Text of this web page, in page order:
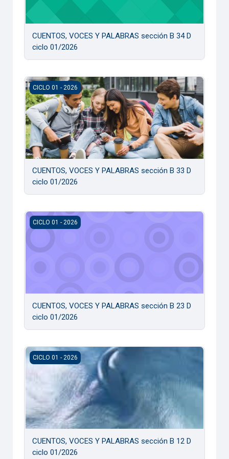
CUENTOS, VOCES Y PALABRAS sección B 34 D
ciclo 01/2026
CUENTOS, VOCES Y PALABRAS sección B 33 D ciclo 01/
CICLO 01 - 2026
CUENTOS, VOCES Y PALABRAS sección B 33 D
ciclo 01/2026
CUENTOS, VOCES Y PALABRAS sección B 23 D ciclo 01/
CICLO 01 - 2026
CUENTOS, VOCES Y PALABRAS sección B 23 D
ciclo 01/2026
CUENTOS, VOCES Y PALABRAS sección B 12 D ciclo 01/
CICLO 01 - 2026
CUENTOS, VOCES Y PALABRAS sección B 12 D
ciclo 01/2026